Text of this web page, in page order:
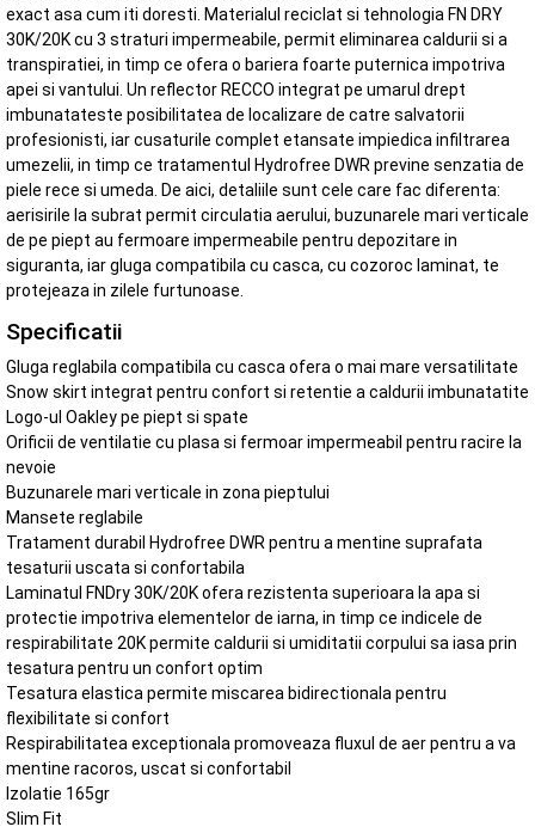
exact asa cum iti doresti. Materialul reciclat si tehnologia FN DRY
30K/20K cu 3 straturi impermeabile, permit eliminarea caldurii si a
transpiratiei, in timp ce ofera o bariera foarte puternica impotriva
apei si vantului. Un reflector RECCO integrat pe umarul drept
imbunatateste posibilitatea de localizare de catre salvatorii
profesionisti, iar cusaturile complet etansate impiedica infiltrarea
umezelii, in timp ce tratamentul Hydrofree DWR previne senzatia de
piele rece si umeda. De aici, detaliile sunt cele care fac diferenta:
aerisirile la subrat permit circulatia aerului, buzunarele mari verticale
de pe piept au fermoare impermeabile pentru depozitare in
siguranta, iar gluga compatibila cu casca, cu cozoroc laminat, te
protejeaza in zilele furtunoase.
Specificatii
Gluga reglabila compatibila cu casca ofera o mai mare versatilitate
Snow skirt integrat pentru confort si retentie a caldurii imbunatatite
Logo-ul Oakley pe piept si spate
Orificii de ventilatie cu plasa si fermoar impermeabil pentru racire la
nevoie
Buzunarele mari verticale in zona pieptului
Mansete reglabile
Tratament durabil Hydrofree DWR pentru a mentine suprafata
tesaturii uscata si confortabila
Laminatul FNDry 30K/20K ofera rezistenta superioara la apa si
protectie impotriva elementelor de iarna, in timp ce indicele de
respirabilitate 20K permite caldurii si umiditatii corpului sa iasa prin
tesatura pentru un confort optim
Tesatura elastica permite miscarea bidirectionala pentru
flexibilitate si confort
Respirabilitatea exceptionala promoveaza fluxul de aer pentru a va
mentine racoros, uscat si confortabil
Izolatie 165gr
Slim Fit